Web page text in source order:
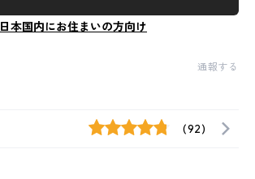
日本国内にお住まいの方向け
通報する
(92)